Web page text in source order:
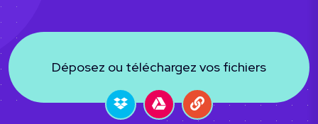
Déposez ou téléchargez vos fichiers